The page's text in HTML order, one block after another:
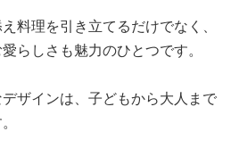
料理を引き立てるだけでなく、
らしさも魅力のひとつです。
ザインは、子どもから大人まで